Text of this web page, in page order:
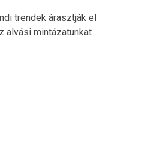
trendek árasztják el
alvási mintázatunkat